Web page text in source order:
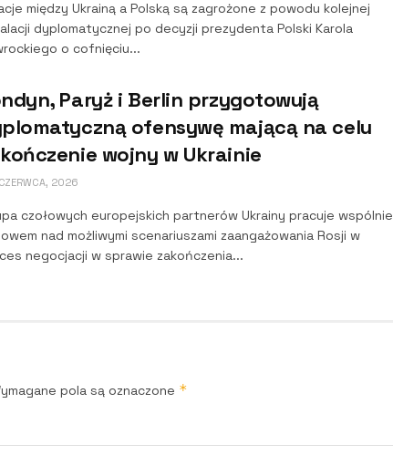
między Ukrainą a Polską są zagrożone z powodu kolejnej
dyplomatycznej po decyzji prezydenta Polski Karola
o cofnięciu...
Paryż i Berlin przygotowują
ofensywę mającą na celu
wojny w Ukrainie
2026
czołowych europejskich partnerów Ukrainy pracuje wspólnie
nad możliwymi scenariuszami zaangażowania Rosji w
negocjacji w sprawie zakończenia...
pola są oznaczone *